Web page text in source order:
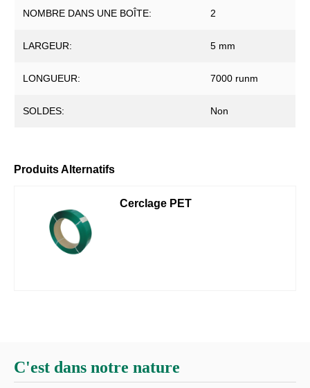
NOMBRE DANS UNE BOÎTE: 2
LARGEUR: 5 mm
LONGUEUR: 7000 runm
SOLDES: Non
Produits Alternatifs
Cerclage PET
C'est dans notre nature